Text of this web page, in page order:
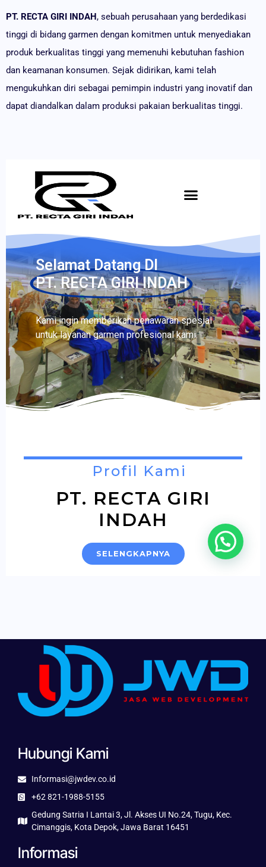
PT. RECTA GIRI INDAH, sebuah perusahaan yang berdedikasi
tinggi di bidang garmen dengan komitmen untuk menyediakan
produk berkualitas tinggi yang memenuhi kebutuhan fashion
dan keamanan konsumen. Sejak didirikan, kami telah
mengukuhkan diri sebagai pemimpin industri yang inovatif dan
dapat diandalkan dalam produksi pakaian berkualitas tinggi.
Hubungi Kami
Informasi@jwdev.co.id
+62 821-1988-5155
Gedung Satria I Lantai 3, Jl. Akses UI No.24, Tugu, Kec.
Cimanggis, Kota Depok, Jawa Barat 16451
Informasi